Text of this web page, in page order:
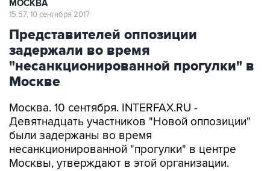
МОСКВА
15:57, 10 сентября 2017
Представителей оппозиции
задержали во время
"несанкционированной прогулки" в
Москве
Москва. 10 сентября. INTERFAX.RU -
Девятнадцать участников "Новой оппозиции"
были задержаны во время
несанкционированной "прогулки" в центре
Москвы, утверждают в этой организации.